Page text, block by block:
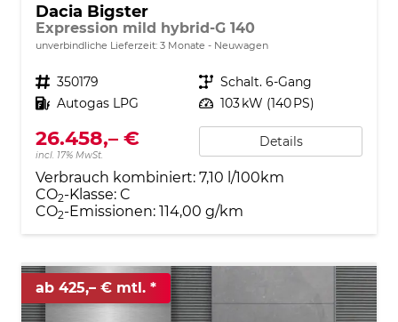
Dacia Bigster
Expression mild hybrid-G 140
unverbindliche Lieferzeit: 3 Monate Neuwagen
Fahrzeugnr. 350179 Getriebe Schalt. 6-Gang
Kraftstoff Autogas LPG Leistung 103 kW (140 PS)
26.458,– €
incl. 17% MwSt.
Details
Verbrauch kombiniert: 7,10 l/100km
CO2-Klasse: C
CO2-Emissionen: 114,00 g/km
ab 425,– € mtl.